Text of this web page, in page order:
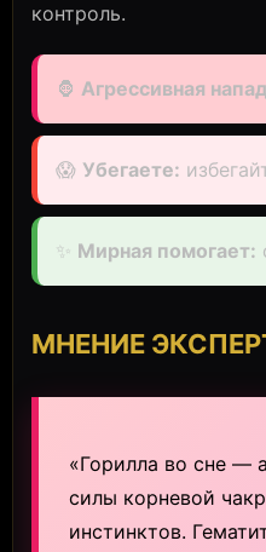
контроль.
🦍 Агрессивная
😱 Убегаете:
✨ Мирная помогает:
МНЕНИЕ
«Горилла во сне —
силы корневой
инстинктов.